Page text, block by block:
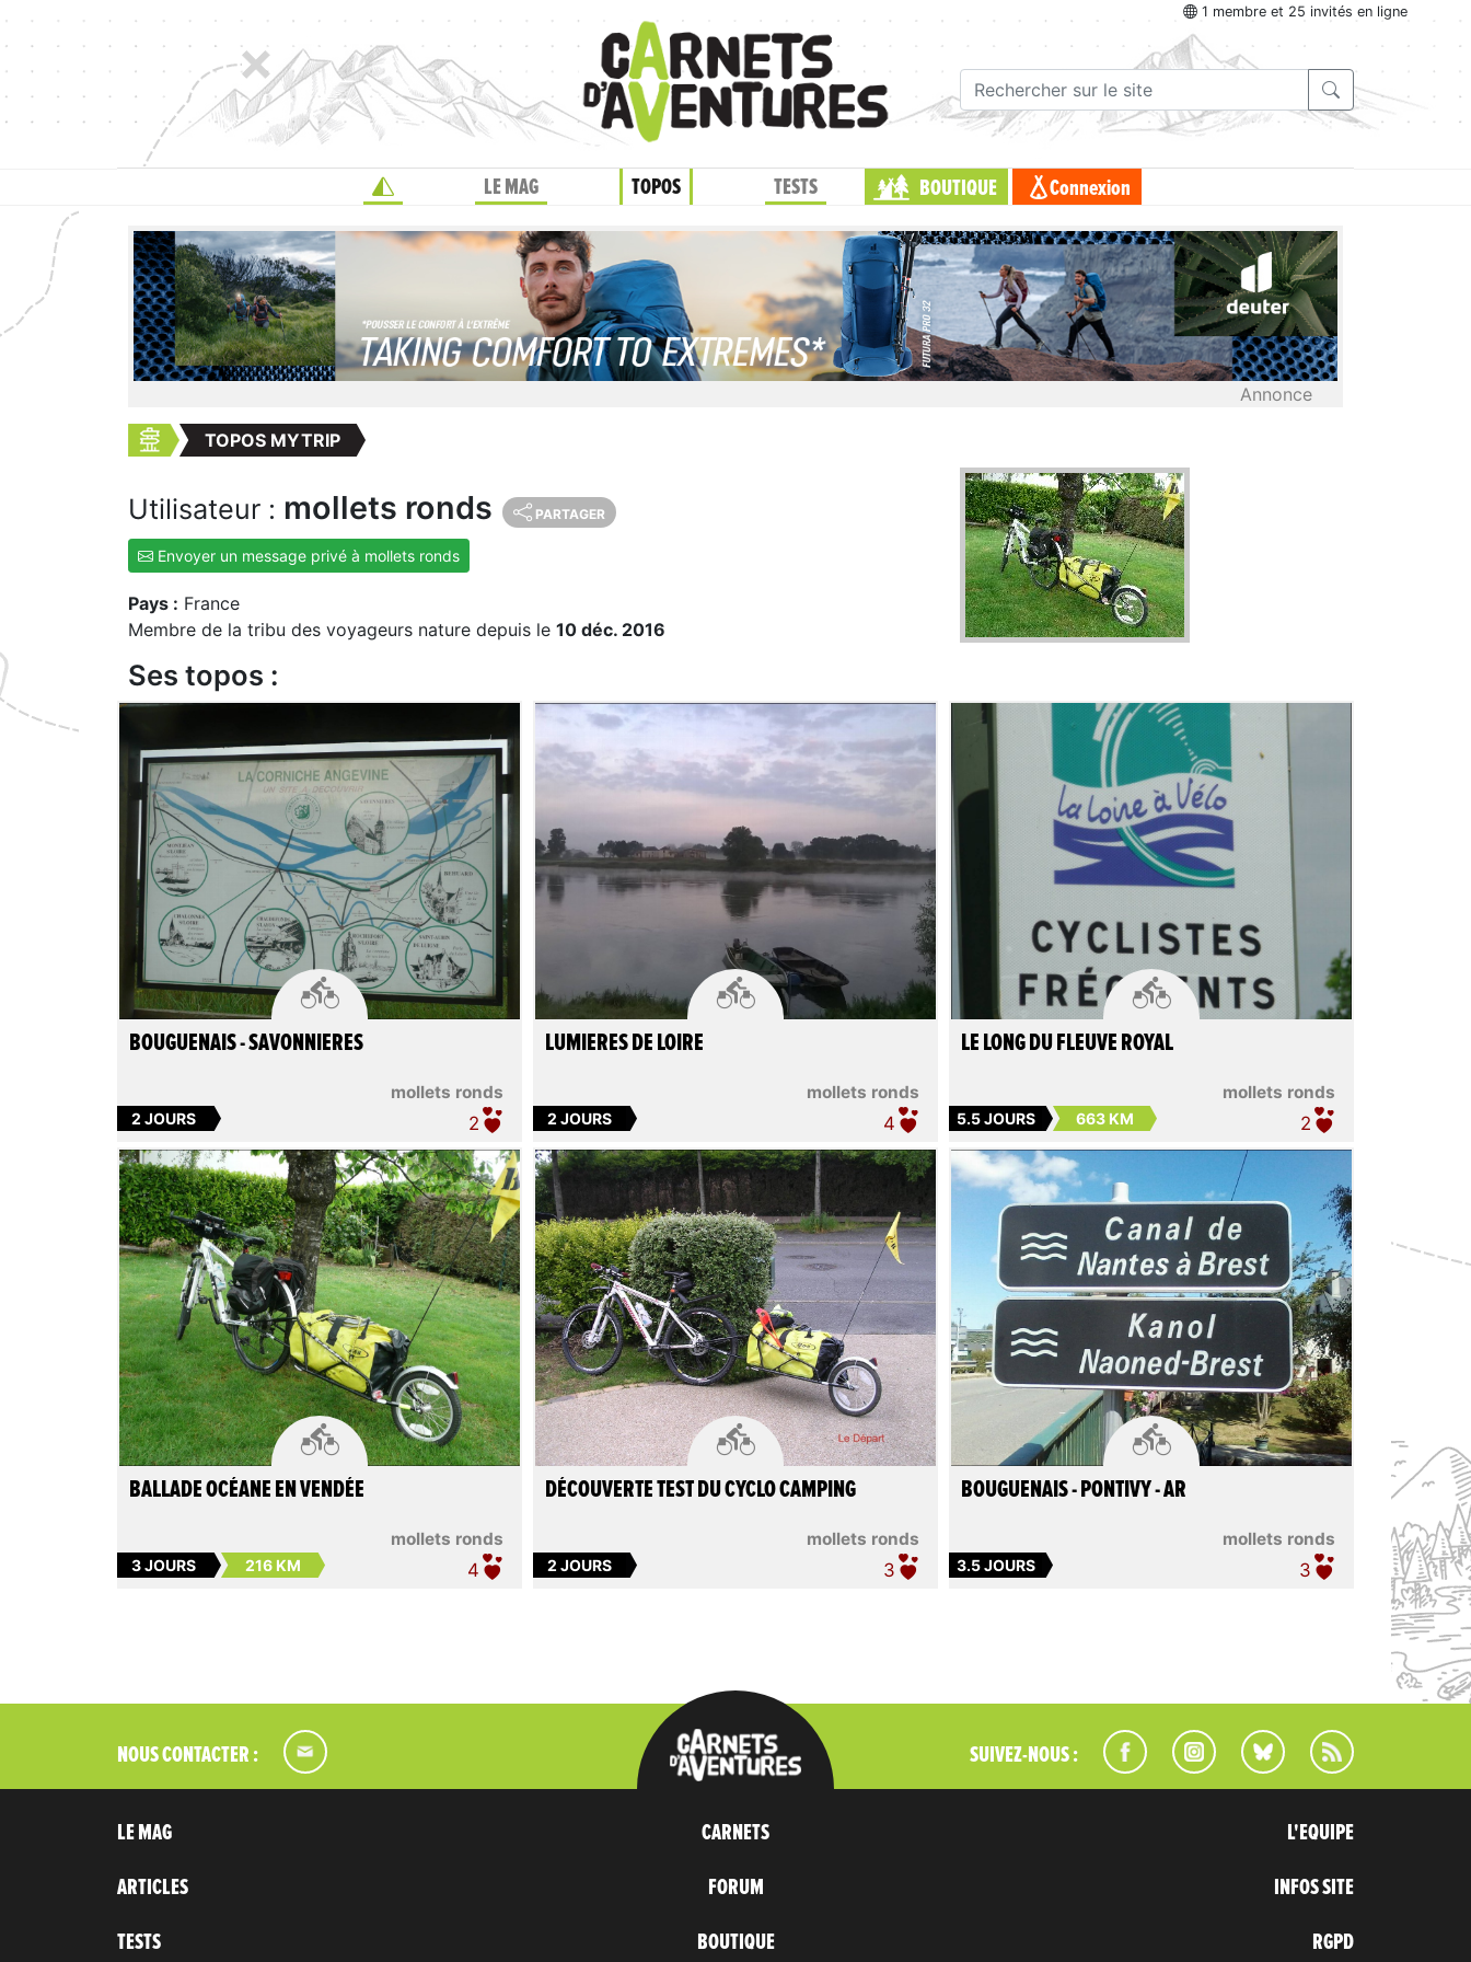
1 membre et 25 invités en ligne
LE MAG TOPOS TESTS BOUTIQUE Connexion
Annonce
TOPOS MYTRIP
Utilisateur : mollets ronds PARTAGER
Envoyer un message privé à mollets ronds
Pays : France
Membre de la tribu des voyageurs nature depuis le 10 déc. 2016
Ses topos :

mollets ronds
BOUGUENAIS - SAVONNIERES
2 JOURS 2

mollets ronds
LUMIERES DE LOIRE
2 JOURS 4

mollets ronds
LE LONG DU FLEUVE ROYAL
5.5 JOURS 663 KM 2

mollets ronds
BALLADE OCÉANE EN VENDÉE
3 JOURS 216 KM 4

mollets ronds
DÉCOUVERTE TEST DU CYCLO CAMPING
2 JOURS 3

mollets ronds
BOUGUENAIS - PONTIVY - AR
3.5 JOURS 3
NOUS CONTACTER : SUIVEZ-NOUS :
LE MAG
ARTICLES
TESTS
CARNETS
FORUM
BOUTIQUE
L'EQUIPE
INFOS SITE
RGPD